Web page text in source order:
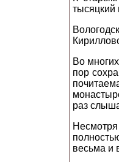
Во
пор
раз
весьма и